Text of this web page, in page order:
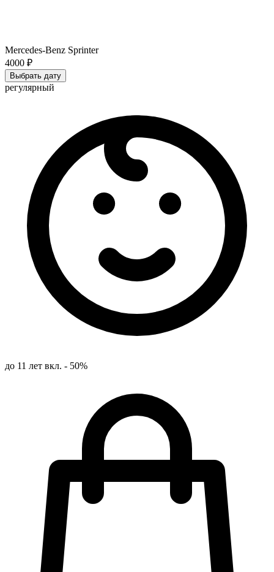
Mercedes-Benz Sprinter
4000 ₽
Выбрать дату
регулярный
до 11 лет вкл. - 50%